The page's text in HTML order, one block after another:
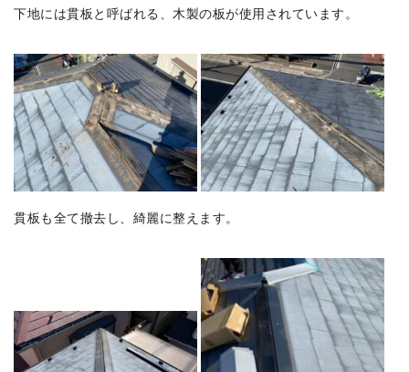
下地には貫板と呼ばれる、木製の板が使用されています。
貫板も全て撤去し、綺麗に整えます。